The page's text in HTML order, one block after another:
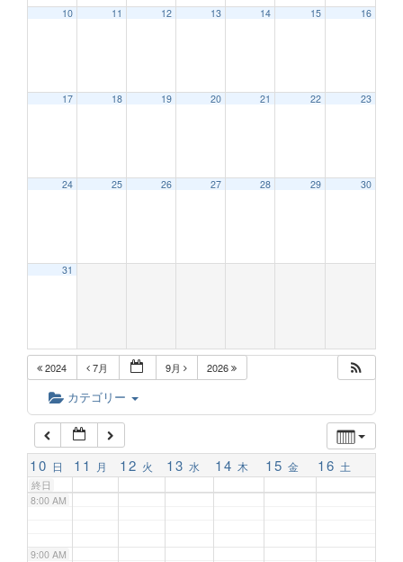
10 11 12 13 14 15 16
17 18 19 20 21 22 23
24 25 26 27 28 29 30
31
2024 7月 9月 2026
カテゴリー
10 日 11 月 12 火 13 水 14 木 15 金 16 土
終日
2:00 AM
6:00 AM
7:00 AM
8:00 AM
9:00 AM